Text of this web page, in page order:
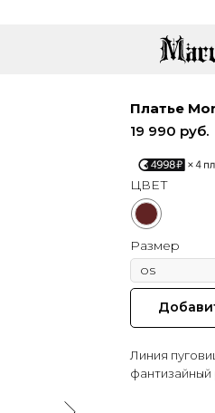
Платье
19 990 руб.
ЦВЕТ
Размер
Линия